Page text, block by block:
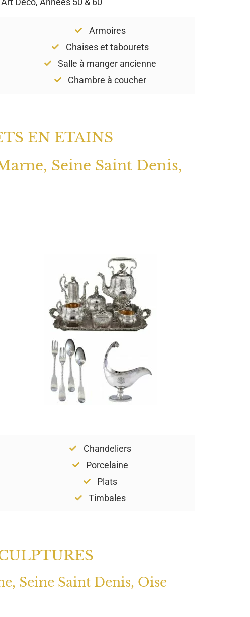
Armoires
Chaises et tabourets
Salle à manger ancienne
Chambre à coucher
EN ETAINS
Seine Saint Denis,
Chandeliers
Porcelaine
Plats
Timbales
Seine Saint Denis, Oise